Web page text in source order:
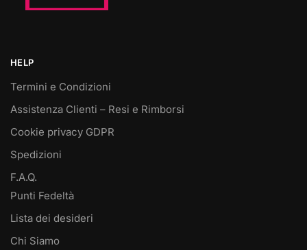
HELP
Termini e Condizioni
Assistenza Clienti – Resi e Rimborsi
Cookie privacy GDPR
Spedizioni
F.A.Q.
Punti Fedeltà
Lista dei desideri
Chi Siamo